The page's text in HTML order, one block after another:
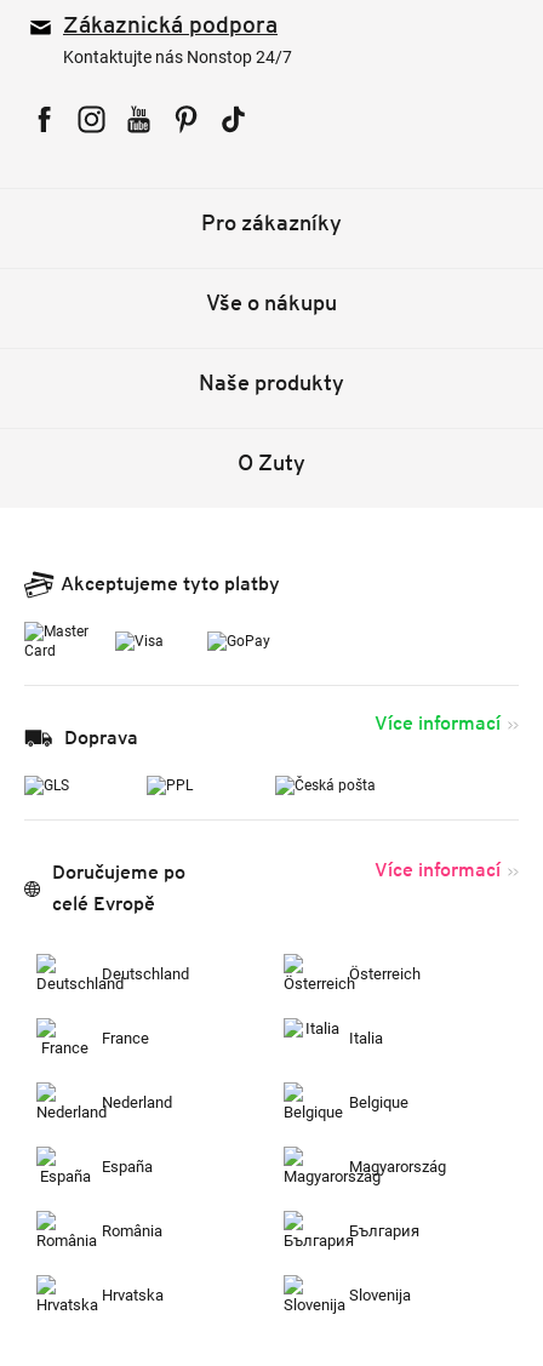
Zákaznická podpora
Kontaktujte nás Nonstop 24/7
Pro zákazníky
Vše o nákupu
Naše produkty
O Zuty
Akceptujeme tyto platby
Doprava
Více informací
Doručujeme po
celé Evropě
Více informací
Deutschland Österreich
France Italia
Nederland Belgique
España Magyarország
România България
Hrvatska Slovenija